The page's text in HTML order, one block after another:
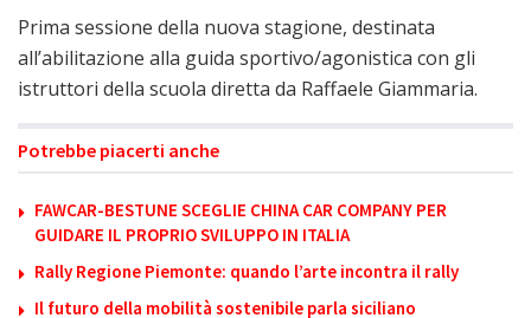
Prima sessione della nuova stagione, destinata
all’abilitazione alla guida sportivo/agonistica con gli
istruttori della scuola diretta da Raffaele Giammaria.
Potrebbe piacerti anche
FAWCAR-BESTUNE SCEGLIE CHINA CAR COMPANY PER
GUIDARE IL PROPRIO SVILUPPO IN ITALIA
Rally Regione Piemonte: quando l’arte incontra il rally
Il futuro della mobilità sostenibile parla siciliano